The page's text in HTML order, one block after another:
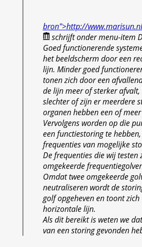
bron">http://
schrijft onder menu-item
Goed functionerende
het beeldscherm door een
lijn. Minder goed
tonen zich door een
de lijn meer of sterker
slechter of zijn er meerdere
organen hebben een of
Vervolgens worden op die
een functiestoring te
frequenties van mogelijke
De frequenties die wij testen
omgekeerde
Omdat twee omgekeerde
neutraliseren wordt de
golf opgeheven en toont zich
horizontale lijn.
Als dit bereikt is weten we
van een storing gevonden